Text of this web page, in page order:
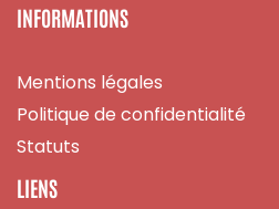
INFORMATIONS
Mentions légales
Politique de confidentialité
Statuts
LIENS